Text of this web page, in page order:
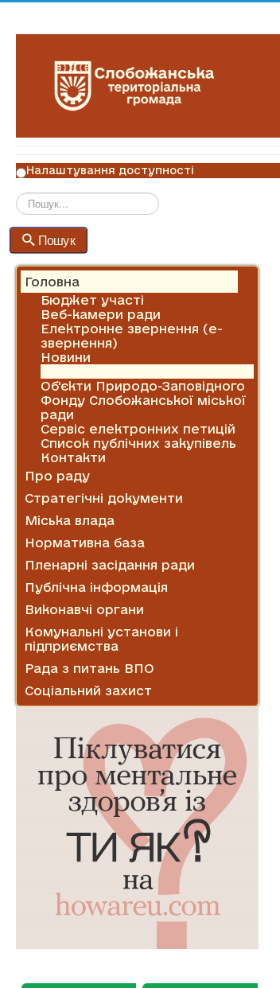
Налаштування доступності
Пошук
Головна
Бюджет участі
Веб-камери ради
Електронне звернення (е-
звернення)
Новини
Об'єкти Природо-Заповідного
Фонду Слобожанської міської
ради
Сервіс електронних петицій
Список публічних закупівель
Контакти
Про раду
Стратегічні документи
Міська влада
Нормативна база
Пленарні засідання ради
Публічна інформація
Виконавчі органи
Комунальні установи і
підприємства
Рада з питань ВПО
Соціальний захист